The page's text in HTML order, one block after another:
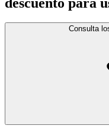
Consulta